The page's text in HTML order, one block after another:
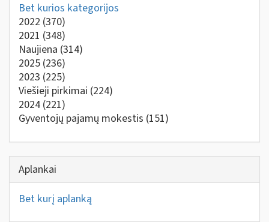
Bet kurios kategorijos
2022 (370)
2021 (348)
Naujiena (314)
2025 (236)
2023 (225)
Viešieji pirkimai (224)
2024 (221)
Gyventojų pajamų mokestis (151)
Aplankai
Bet kurį aplanką